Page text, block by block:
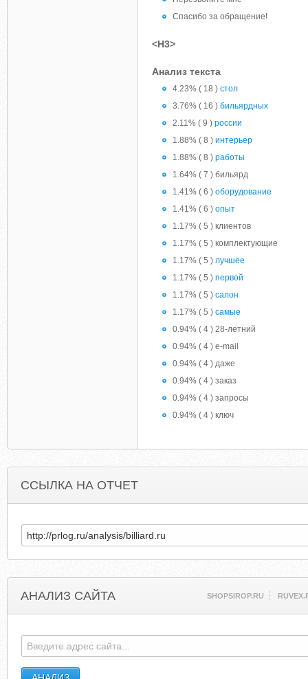
Спасибо за обращение!
<H3>
Анализ текста
4.23% ( 18 ) стол
3.76% ( 16 ) бильярдных
2.11% ( 9 ) россии
1.88% ( 8 ) интерьер
1.88% ( 8 ) работы
1.64% ( 7 ) бильярд
1.41% ( 6 ) оборудование
1.41% ( 6 ) опыт
1.17% ( 5 ) клиентов
1.17% ( 5 ) комплектующие
1.17% ( 5 ) лучшее
1.17% ( 5 ) первой
1.17% ( 5 ) салон
1.17% ( 5 ) самые
0.94% ( 4 ) 28-летний
0.94% ( 4 ) e-mail
0.94% ( 4 ) даже
0.94% ( 4 ) заказ
0.94% ( 4 ) запросы
0.94% ( 4 ) ключ
ССЫЛКА НА ОТЧЕТ
АНАЛИЗ САЙТА SHOPSIROP.RU